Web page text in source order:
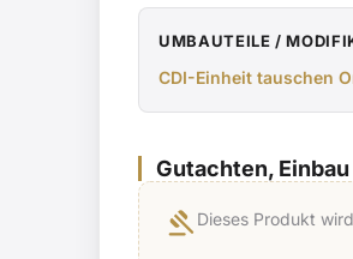
UMBAUTEILE /
CDI-Einheit tauschen
Gutachten,
gavel Dieses Produkt